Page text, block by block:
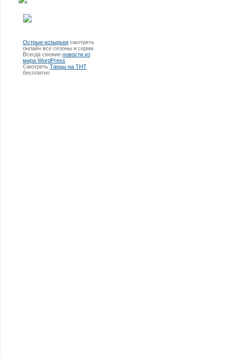
Острые козырьки смотреть
онлайн все сезоны и серии.
Всегда свежие новости из
мира WordPress
Смотреть Танцы на ТНТ
бесплатно